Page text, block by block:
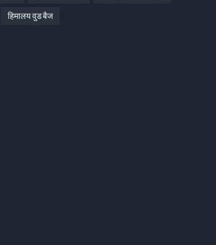
हिमालय वुड बैज